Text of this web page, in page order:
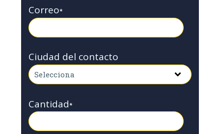
Correo*
Ciudad del contacto
Cantidad*